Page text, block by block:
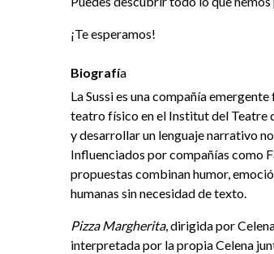
¡Te esperamos!
Biografía
La Sussi es una compañía
teatro físico en el Institut del Teatre
y desarrollar un lenguaje narrativo
Influenciados por compañías como
propuestas combinan humor,
humanas sin necesidad de texto.
Pizza Margherita, dirigida por
interpretada por la propia Celena